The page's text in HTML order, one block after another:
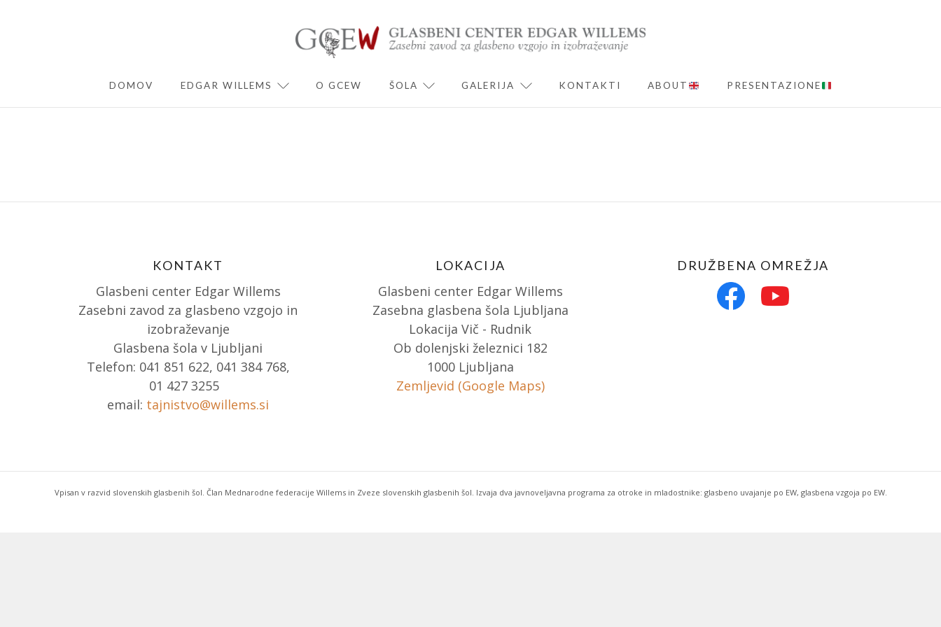
DOMOV EDGAR WILLEMS EXPAND CHILD MENU
O GCEW ŠOLA EXPAND CHILD MENU
GALERIJA EXPAND CHILD MENU
KONTAKTI ABOUT PRESENTAZIONE
KONTAKT
Glasbeni center Edgar Willems
Zasebni zavod za glasbeno vzgojo in
izobraževanje
Glasbena šola v Ljubljani
Telefon: 041 851 622, 041 384 768,
01 427 3255
email: tajnistvo@willems.si
LOKACIJA
Glasbeni center Edgar Willems
Zasebna glasbena šola Ljubljana
Lokacija Vič - Rudnik
Ob dolenjski železnici 182
1000 Ljubljana
Zemljevid (Google Maps)
DRUŽBENA OMREŽJA
Vpisan v razvid slovenskih glasbenih šol. Član Mednarodne federacije Willems in Zveze slovenskih glasbenih šol. Izvaja dva javnoveljavna programa za otroke in mladostnike: glasbeno uvajanje po EW, glasbena vzgoja po EW.